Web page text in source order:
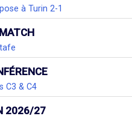
à Turin 2-1
C3 & C4
2026/27